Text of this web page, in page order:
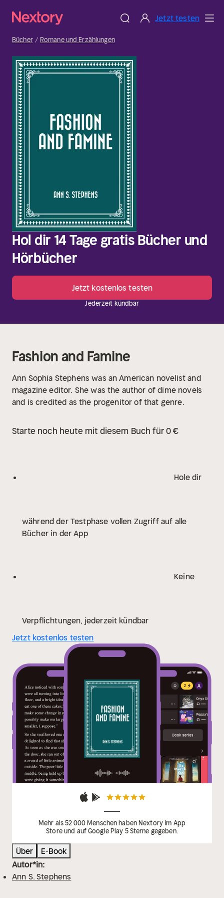
Jetzt testen
Bücher Romane und Erzählungen
Hol dir 14 Tage gratis Bücher und
Hörbücher
Jetzt kostenlos testen
Jederzeit kündbar
Fashion and Famine
Ann Sophia Stephens was an American novelist and
magazine editor. She was the author of dime novels
and is credited as the progenitor of that genre.
Starte noch heute mit diesem Buch für 0 €
Hole dir
während der Testphase vollen Zugriff auf alle
Bücher in der App
Keine
Verpflichtungen, jederzeit kündbar
Jetzt kostenlos testen
Mehr als 52 000 Menschen haben Nextory im App
Store und auf Google Play 5 Sterne gegeben.
Über
E-Book
Autor*in:
Ann S. Stephens